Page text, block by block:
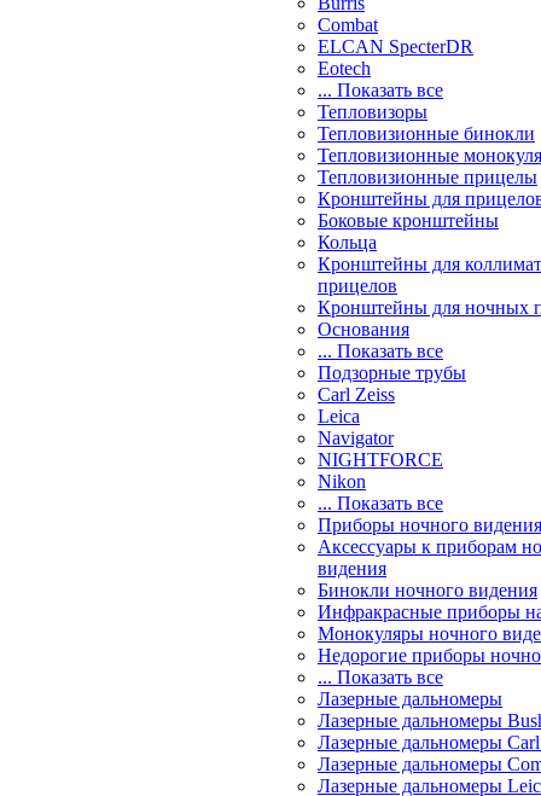
Combat
ELCAN SpecterDR
Eotech
... Показать все
Тепловизоры
Тепловизионные бинокли
Тепловизионные
Тепловизионные прицелы
Кронштейны для
Боковые кронштейны
Кольца
Кронштейны для
прицелов
Кронштейны для ночных
Основания
... Показать все
Подзорные трубы
Carl Zeiss
Leica
Navigator
NIGHTFORCE
Nikon
... Показать все
Приборы ночного видения
Аксессуары к приборам
видения
Бинокли ночного видения
Инфракрасные приборы
Монокуляры ночного
Недорогие приборы
... Показать все
Лазерные дальномеры
Лазерные дальномеры
Лазерные дальномеры
Лазерные дальномеры
Лазерные дальномеры